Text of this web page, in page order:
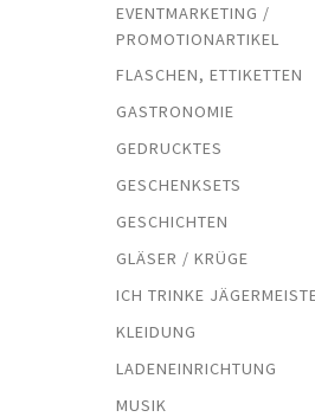
EVENTMARKETING /
PROMOTIONARTIKEL
FLASCHEN, ETTIKETTEN
GASTRONOMIE
GEDRUCKTES
GESCHENKSETS
GESCHICHTEN
GLÄSER / KRÜGE
ICH TRINKE
KLEIDUNG
LADENEINRICHTUNG
MUSIK